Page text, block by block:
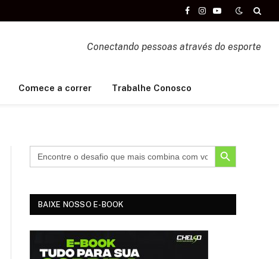
Facebook
Instagram
YouTube
Conectando pessoas através do esporte
Comece a correr Trabalhe Conosco
SEARCH BUTTON
BAIXE NOSSO E-BOOK